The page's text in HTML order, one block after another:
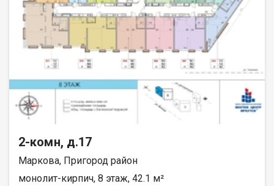
2-комн, д.17
Маркова, Пригород район
монолит-кирпич, 8 этаж, 42.1 м²